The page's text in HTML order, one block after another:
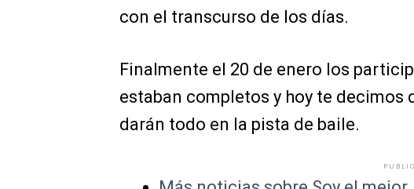
con el transcurso de los días.
Finalmente el 20 de enero los
estaban completos y hoy te decimos
darán todo en la pista de baile.